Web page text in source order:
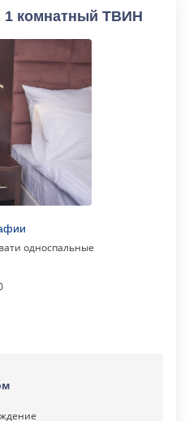
1 комнатный ТВИН
односпальные